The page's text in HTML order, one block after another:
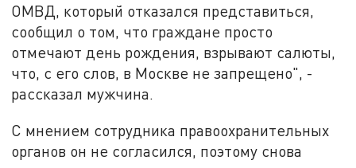
ОМВД, который отказался представиться,
сообщил о том, что граждане просто
отмечают день рождения, взрывают салюты,
что, с его слов, в Москве не запрещено", -
рассказал мужчина.
С мнением сотрудника правоохранительных
органов он не согласился, поэтому снова